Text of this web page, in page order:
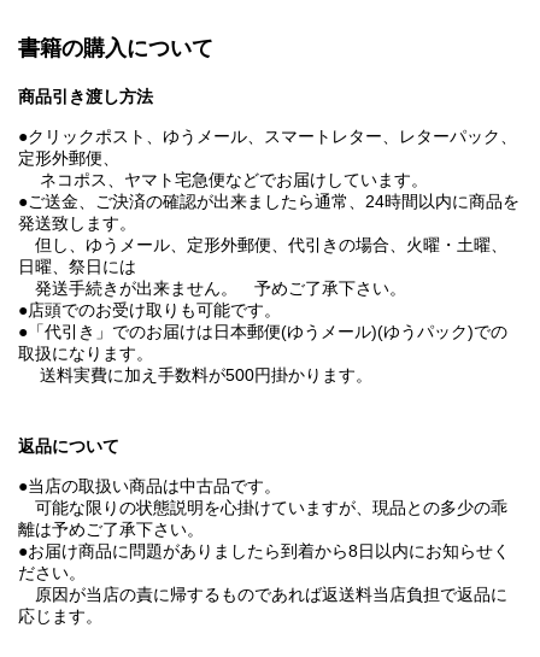
書籍の購入について
商品引き渡し方法
●クリックポスト、ゆうメール、スマートレター、レターパック、
定形外郵便、
ネコポス、ヤマト宅急便などでお届けしています。
●ご送金、ご決済の確認が出来ましたら通常、24時間以内に商品を
発送致します。
但し、ゆうメール、定形外郵便、代引きの場合、火曜・土曜、
日曜、祭日には
発送手続きが出来ません。 予めご了承下さい。
●店頭でのお受け取りも可能です。
●「代引き」でのお届けは日本郵便(ゆうメール)(ゆうパック)での
取扱になります。
送料実費に加え手数料が500円掛かります。
返品について
●当店の取扱い商品は中古品です。
可能な限りの状態説明を心掛けていますが、現品との多少の乖
離は予めご了承下さい。
●お届け商品に問題がありましたら到着から8日以内にお知らせく
ださい。
原因が当店の責に帰するものであれば返送料当店負担で返品に
応じます。